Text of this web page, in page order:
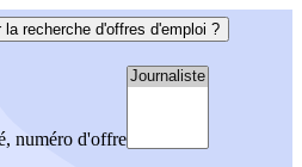
la recherche d'offres d'emploi ?
numéro d'offre